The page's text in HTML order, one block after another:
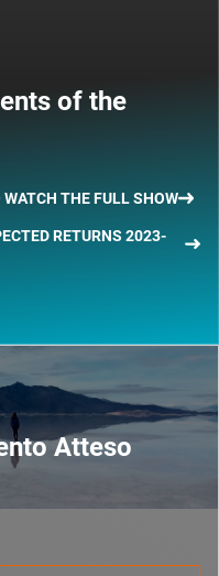
of the
THE FULL SHOW
RETURNS 2023-
Atteso